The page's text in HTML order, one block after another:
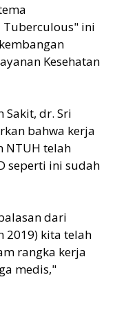
Tuberculous" ini
Kesehatan
Sakit, dr. Sri
bahwa kerja
NTUH telah
seperti ini sudah
dari
2019) kita telah
rangka kerja
medis,"